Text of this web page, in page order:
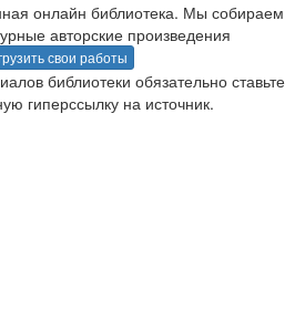
онлайн библиотека. Мы собираем
авторские произведения
свои работы
библиотеки обязательно ставьте
гиперссылку на источник.